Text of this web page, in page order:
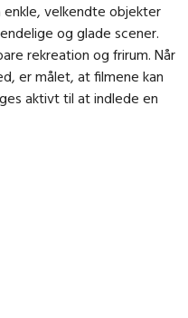
enkle, velkendte objekter
og glade scener.
rekreation og frirum. Når
er målet, at filmene kan
aktivt til at indlede en